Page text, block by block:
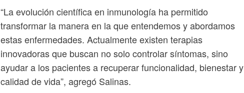
“La evolución científica en inmunología ha permitido
transformar la manera en la que entendemos y abordamos
estas enfermedades. Actualmente existen terapias
innovadoras que buscan no solo controlar síntomas, sino
ayudar a los pacientes a recuperar funcionalidad, bienestar y
calidad de vida”, agregó Salinas.